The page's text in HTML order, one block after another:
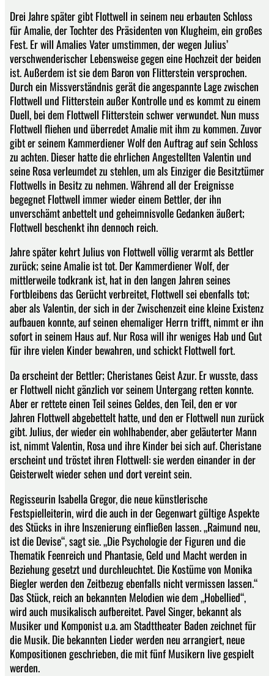
Drei Jahre später gibt Flottwell in seinem neu erbauten Schloss
für Amalie, der Tochter des Präsidenten von Klugheim, ein großes
Fest. Er will Amalies Vater umstimmen, der wegen Julius’
verschwenderischer Lebensweise gegen eine Hochzeit der beiden
ist. Außerdem ist sie dem Baron von Flitterstein versprochen.
Durch ein Missverständnis gerät die angespannte Lage zwischen
Flottwell und Flitterstein außer Kontrolle und es kommt zu einem
Duell, bei dem Flottwell Flitterstein schwer verwundet. Nun muss
Flottwell fliehen und überredet Amalie mit ihm zu kommen. Zuvor
gibt er seinem Kammerdiener Wolf den Auftrag auf sein Schloss
zu achten. Dieser hatte die ehrlichen Angestellten Valentin und
seine Rosa verleumdet zu stehlen, um als Einziger die Besitztümer
Flottwells in Besitz zu nehmen. Während all der Ereignisse
begegnet Flottwell immer wieder einem Bettler, der ihn
unverschämt anbettelt und geheimnisvolle Gedanken äußert;
Flottwell beschenkt ihn dennoch reich.
Jahre später kehrt Julius von Flottwell völlig verarmt als Bettler
zurück; seine Amalie ist tot. Der Kammerdiener Wolf, der
mittlerweile todkrank ist, hat in den langen Jahren seines
Fortbleibens das Gerücht verbreitet, Flottwell sei ebenfalls tot;
aber als Valentin, der sich in der Zwischenzeit eine kleine Existenz
aufbauen konnte, auf seinen ehemaliger Herrn trifft, nimmt er ihn
sofort in seinem Haus auf. Nur Rosa will ihr weniges Hab und Gut
für ihre vielen Kinder bewahren, und schickt Flottwell fort.
Da erscheint der Bettler; Cheristanes Geist Azur. Er wusste, dass
er Flottwell nicht gänzlich vor seinem Untergang retten konnte.
Aber er rettete einen Teil seines Geldes, den Teil, den er vor
Jahren Flottwell abgebettelt hatte, und den er Flottwell nun zurück
gibt. Julius, der wieder ein wohlhabender, aber geläuterter Mann
ist, nimmt Valentin, Rosa und ihre Kinder bei sich auf. Cheristane
erscheint und tröstet ihren Flottwell: sie werden einander in der
Geisterwelt wieder sehen und dort vereint sein.
Regisseurin Isabella Gregor, die neue künstlerische
Festspielleiterin, wird die auch in der Gegenwart gültige Aspekte
des Stücks in ihre Inszenierung einfließen lassen. „Raimund neu,
ist die Devise“, sagt sie. „Die Psychologie der Figuren und die
Thematik Feenreich und Phantasie, Geld und Macht werden in
Beziehung gesetzt und durchleuchtet. Die Kostüme von Monika
Biegler werden den Zeitbezug ebenfalls nicht vermissen lassen.“
Das Stück, reich an bekannten Melodien wie dem „Hobellied“,
wird auch musikalisch aufbereitet. Pavel Singer, bekannt als
Musiker und Komponist u.a. am Stadttheater Baden zeichnet für
die Musik. Die bekannten Lieder werden neu arrangiert, neue
Kompositionen geschrieben, die mit fünf Musikern live gespielt
werden.